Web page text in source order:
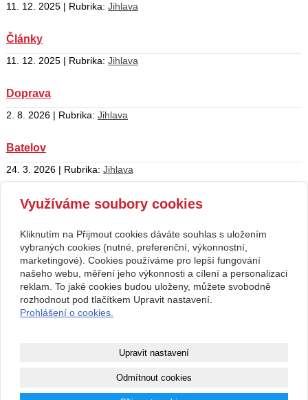
11. 12. 2025 | Rubrika: Jihlava
Články
11. 12. 2025 | Rubrika: Jihlava
Doprava
2. 8. 2026 | Rubrika: Jihlava
Batelov
24. 3. 2026 | Rubrika: Jihlava
Brtnice
Větrný Jeníkov
11. 7. 2026 | Rubrika:Jihlava
Kontakt
www.regionalnimagaziny.cz
Youtube
Využíváme soubory cookies
Kliknutím na Přijmout cookies dáváte souhlas s uložením
vybraných cookies (nutné, preferenční, výkonnostní,
marketingové). Cookies používáme pro lepší fungování
našeho webu, měření jeho výkonnosti a cílení a personalizaci
reklam. To jaké cookies budou uloženy, můžete svobodně
rozhodnout pod tlačítkem Upravit nastavení.
Prohlášení o cookies.
Upravit nastavení
Odmítnout cookies